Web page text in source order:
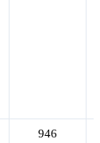
946